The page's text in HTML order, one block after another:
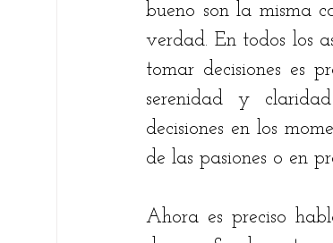
bueno son la misma
verdad. En todos los
tomar decisiones es
serenidad y
decisiones en los
de las pasiones o en
Ahora es preciso